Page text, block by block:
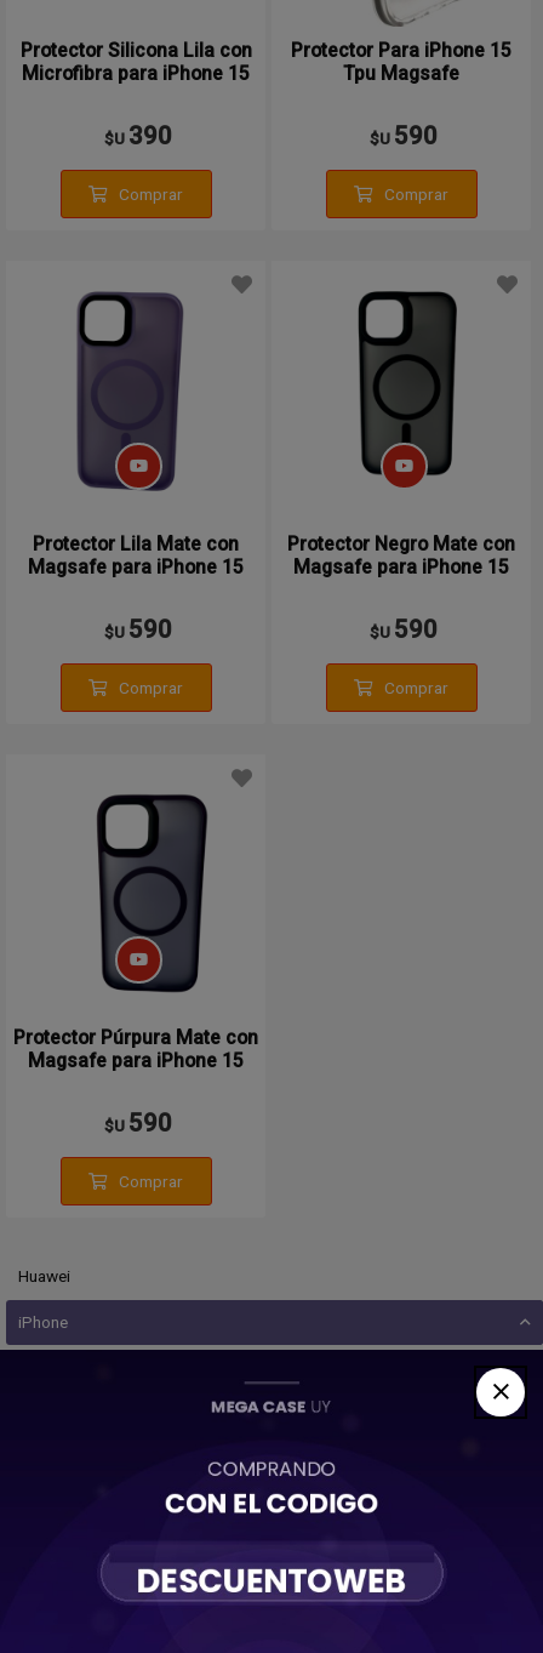
Huawei
iPhone
Protector Silicona Lila con
Microfibra para iPhone 15
$U 390
Comprar
Protector Para iPhone 15
Tpu Magsafe
$U 590
Comprar
Protector Lila Mate con
Magsafe para iPhone 15
$U 590
Comprar
Protector Negro Mate con
Magsafe para iPhone 15
$U 590
Comprar
Protector Púrpura Mate con
Magsafe para iPhone 15
$U 590
Comprar